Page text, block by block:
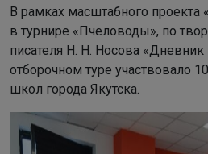
В рамках масштабного проекта
в турнире «Пчеловоды», по
писателя Н. Н. Носова
отборочном туре участвовало
школ города Якутска.